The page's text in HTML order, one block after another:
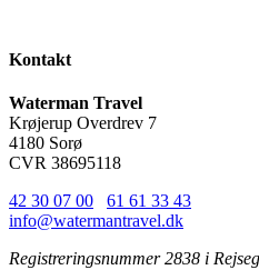
Kontakt
Waterman Travel
Krøjerup Overdrev 7
4180 Sorø
CVR 38695118
42 30 07 00
61 61 33 43
info@watermantravel.dk
Registreringsnummer 2838 i